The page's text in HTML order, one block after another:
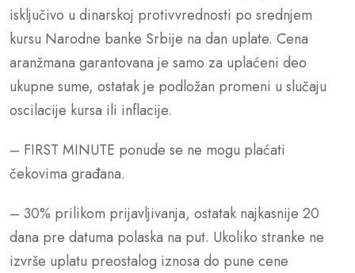
isključivo u dinarskoj protivvrednosti po srednjem
kursu Narodne banke Srbije na dan uplate. Cena
aranžmana garantovana je samo za uplaćeni deo
ukupne sume, ostatak je podložan promeni u slučaju
oscilacije kursa ili inflacije.
– FIRST MINUTE ponude se ne mogu plaćati
čekovima građana.
– 30% prilikom prijavljivanja, ostatak najkasnije 20
dana pre datuma polaska na put. Ukoliko stranke ne
izvrše uplatu preostalog iznosa do pune cene